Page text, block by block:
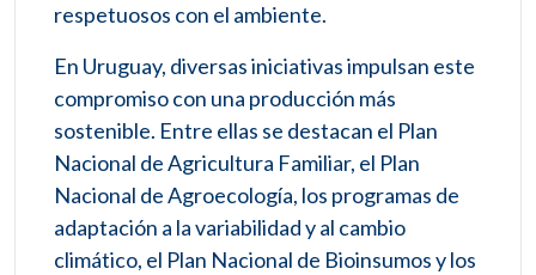
respetuosos con el ambiente.
En Uruguay, diversas iniciativas impulsan este
compromiso con una producción más
sostenible. Entre ellas se destacan el Plan
Nacional de Agricultura Familiar, el Plan
Nacional de Agroecología, los programas de
adaptación a la variabilidad y al cambio
climático, el Plan Nacional de Bioinsumos y los